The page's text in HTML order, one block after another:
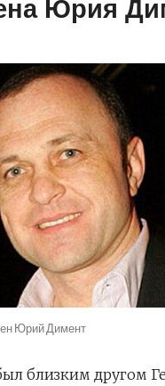
Юрия
Юрий Димент
близким другом